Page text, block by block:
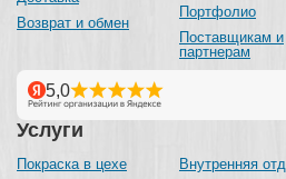
Возврат и обмен
Портфолио
Поставщикам и
партнерам
Услуги
Покраска в цехе
Внутренняя